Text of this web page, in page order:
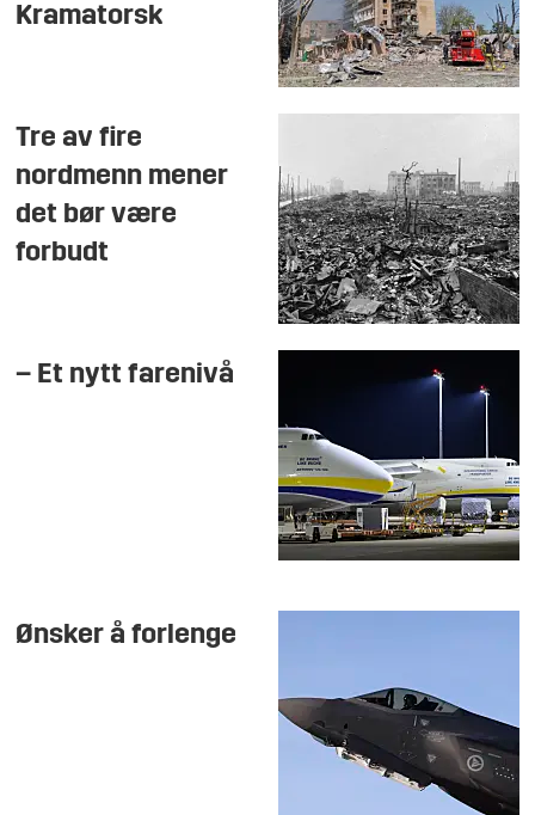
Kramatorsk
Tre av fire
nordmenn mener
det bør være
forbudt
– Et nytt farenivå
Ønsker å forlenge